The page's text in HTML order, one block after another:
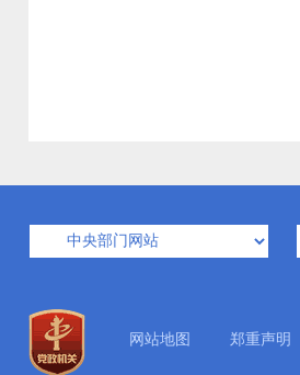
网站地图 郑重声明